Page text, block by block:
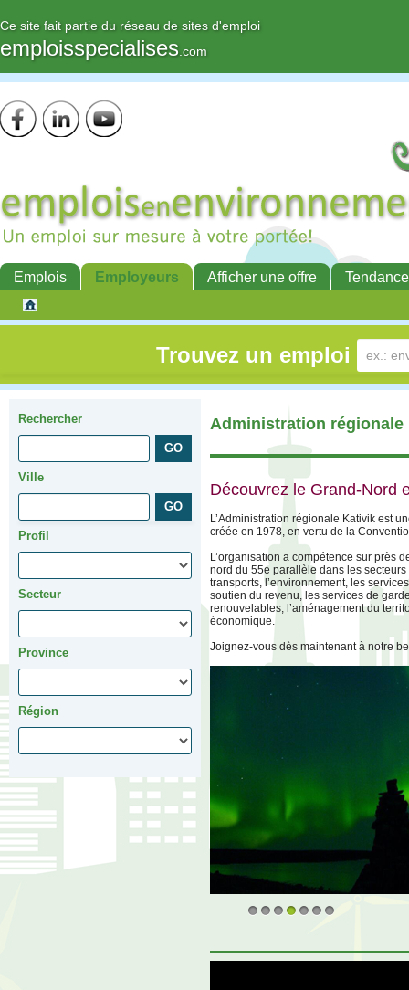
Ce site fait partie du réseau de sites d'emploi
emploisspecialises .com
Emplois Employeurs Afficher une offre
Trouvez un emploi
Rechercher
Ville
Profil
Secteur
Province
Région
Administration régionale
Découvrez le Grand-Nord
L’Administration régionale Kativik est
créée en 1978, en vertu de la
L’organisation a compétence sur près
nord du 55e parallèle dans les
transports, l’environnement, les
soutien du revenu, les services de
renouvelables, l’aménagement du
économique.
Joignez-vous dès maintenant à notre